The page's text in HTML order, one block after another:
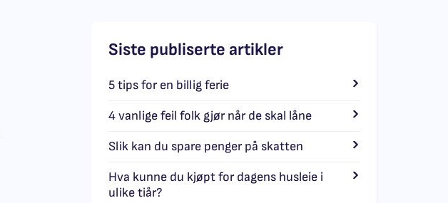
Siste publiserte artikler
5 tips for en billig ferie
4 vanlige feil folk gjør når de skal låne
Slik kan du spare penger på skatten
Hva kunne du kjøpt for dagens husleie i
ulike tiår?